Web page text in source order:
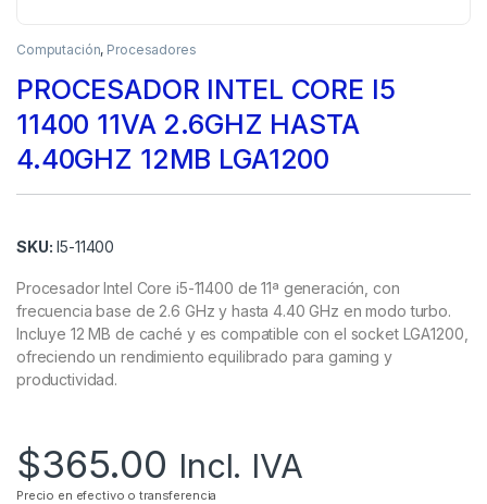
Computación, Procesadores
PROCESADOR INTEL CORE I5
11400 11VA 2.6GHZ HASTA
4.40GHZ 12MB LGA1200
SKU: I5-11400
Procesador Intel Core i5-11400 de 11ª generación, con
frecuencia base de 2.6 GHz y hasta 4.40 GHz en modo turbo.
Incluye 12 MB de caché y es compatible con el socket LGA1200,
ofreciendo un rendimiento equilibrado para gaming y
productividad.
$365.00 Incl. IVA
Precio en efectivo o transferencia